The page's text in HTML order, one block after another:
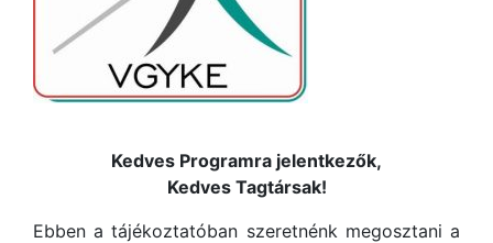
Kedves Programra jelentkezők,
Kedves Tagtársak!
Ebben a tájékoztatóban szeretnénk megosztani a